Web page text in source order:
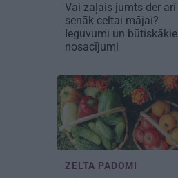
Vai zaļais jumts der arī
senāk celtai mājai?
Ieguvumi un būtiskākie
nosacījumi
ZELTA PADOMI